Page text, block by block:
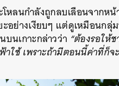
หลนกำลังถูกลบเลือนจากห
อย่างเงียบๆ แต่ดูเหมือนก
นเกาะกล่าวว่า “ต้องรอใ
าใช้ เพราะถ้ามีตอนนี้ค่าที่ก็